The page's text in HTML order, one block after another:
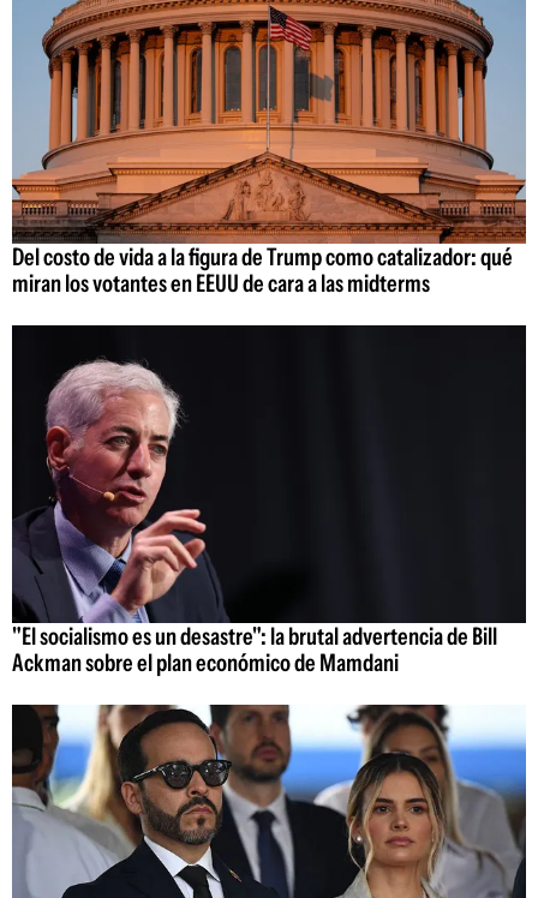
Del costo de vida a la figura de Trump como catalizador: qué
miran los votantes en EEUU de cara a las midterms
"El socialismo es un desastre": la brutal advertencia de Bill
Ackman sobre el plan económico de Mamdani